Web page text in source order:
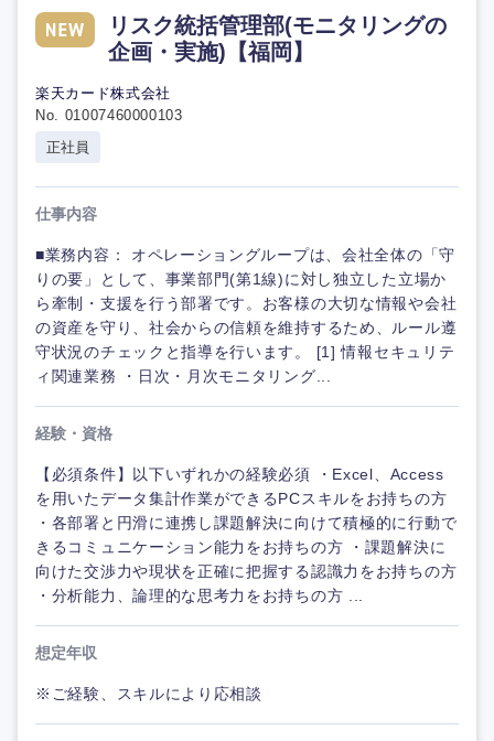
リスク統括管理部(モニタリングの
企画・実施)【福岡】
楽天カード株式会社
No. 01007460000103
正社員
仕事内容
■業務内容： オペレーショングループは、会社全体の「守
りの要」として、事業部門(第1線)に対し独立した立場か
ら牽制・支援を行う部署です。お客様の大切な情報や会社
の資産を守り、社会からの信頼を維持するため、ルール遵
守状況のチェックと指導を行います。 [1] 情報セキュリテ
ィ関連業務 ・日次・月次モニタリング...
経験・資格
【必須条件】以下いずれかの経験必須 ・Excel、Access
を用いたデータ集計作業ができるPCスキルをお持ちの方
・各部署と円滑に連携し課題解決に向けて積極的に行動で
きるコミュニケーション能力をお持ちの方 ・課題解決に
向けた交渉力や現状を正確に把握する認識力をお持ちの方
・分析能力、論理的な思考力をお持ちの方 ...
想定年収
※ご経験、スキルにより応相談